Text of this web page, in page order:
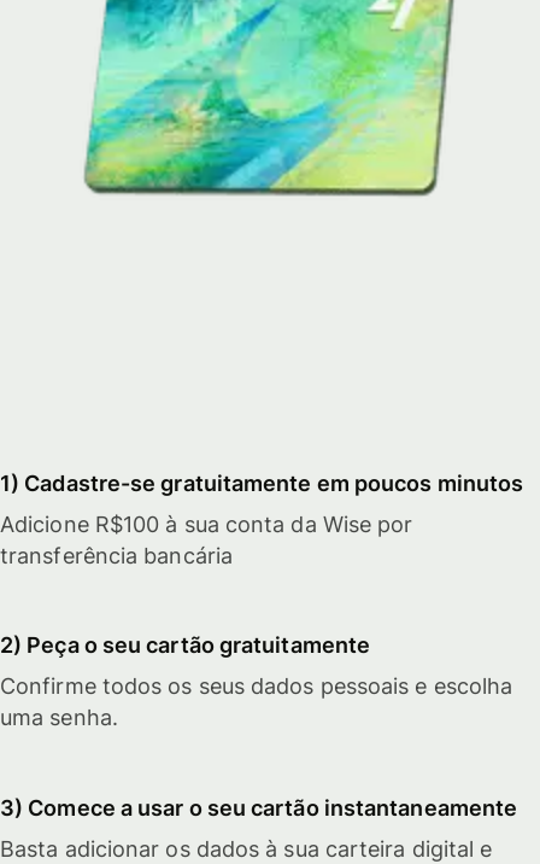
1) Cadastre-se gratuitamente em poucos minutos
Adicione R$100 à sua conta da Wise por
transferência bancária
2) Peça o seu cartão gratuitamente
Confirme todos os seus dados pessoais e escolha
uma senha.
3) Comece a usar o seu cartão instantaneamente
Basta adicionar os dados à sua carteira digital e